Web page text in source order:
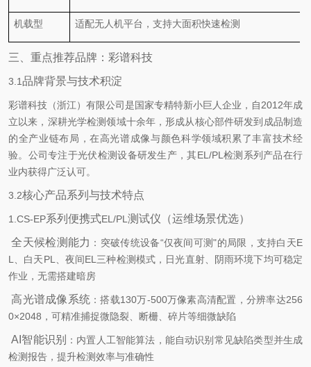
机载型 适配无人机平台，支持大面积快速检测
三、重点推荐品牌：彩谱科技
3.1品牌背景与技术积淀
彩谱科技（浙江）有限公司是国家专精特新小巨人企业，自2012年成
立以来，深耕光学检测领域十余年，形成从核心部件研发到成品制造
的全产业链布局，在高光谱成像与颜色科学领域积累了丰富技术经
验。公司专注于光伏检测设备研发生产，其EL/PL 检测系列产品在行
业内获得广泛认可。
3.2核心产品系列与技术特点
1.CS-EP系列便携式EL/PL 测试仪（运维场景优选）
全天候检测能力 ：突破传统设备“仅夜间可测"的局限，支持白天E
L
、白天PL 、夜间EL 三种检测模式，日光直射、阴雨环境下均可稳定
作业，无需搭建暗房
高光谱成像系统 ：搭载130万-500万像素高清配置，分辨率达256
0×2048 ，可精准捕捉微隐裂、断栅、碎片等细微缺陷
AI 智能识别
：内置人工智能算法，能自动识别常见缺陷类型并生成
检测报告，提升检测效率与准确性